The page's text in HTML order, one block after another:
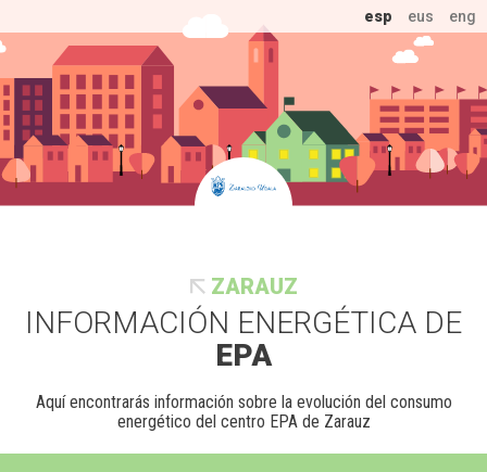
esp eus eng
ZARAUZ
INFORMACIÓN ENERGÉTICA DE
EPA
Aquí encontrarás información sobre la evolución del consumo
energético del centro EPA de Zarauz